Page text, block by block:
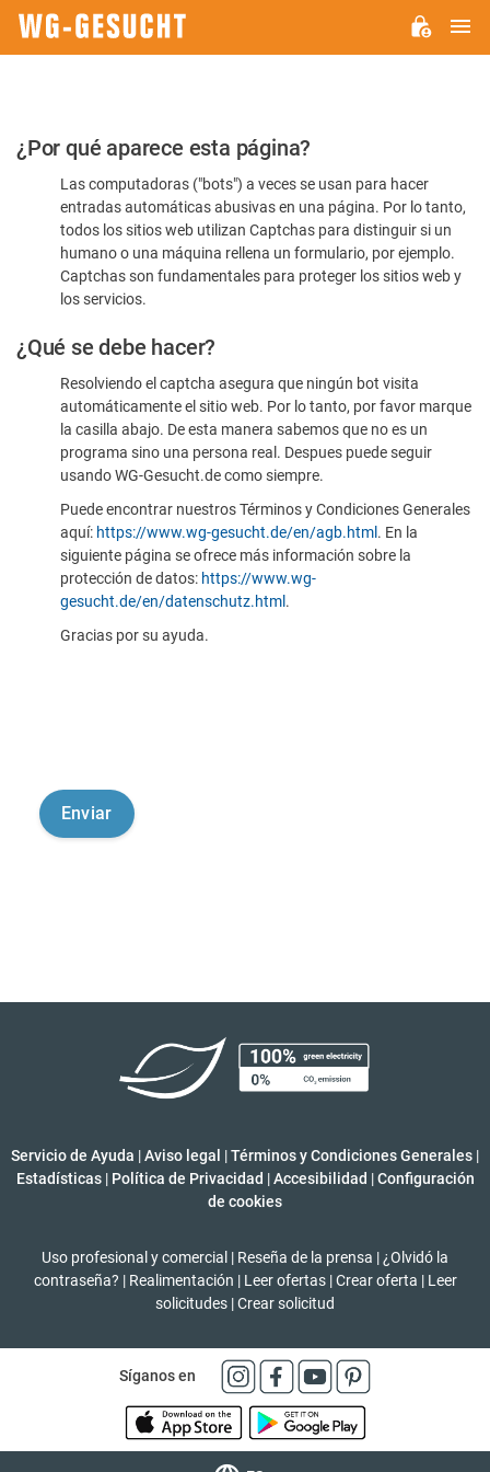
Por
favor,
confirme
humano
¿Por qué aparece esta página?
Las computadoras ("bots") a veces se usan para hacer
entradas automáticas abusivas en una página. Por lo tanto,
todos los sitios web utilizan Captchas para distinguir si un
humano o una máquina rellena un formulario, por ejemplo.
Captchas son fundamentales para proteger los sitios web y
los servicios.
¿Qué se debe hacer?
Resolviendo el captcha asegura que ningún bot visita
automáticamente el sitio web. Por lo tanto, por favor marque
la casilla abajo. De esta manera sabemos que no es un
programa sino una persona real. Despues puede seguir
usando WG-Gesucht.de como siempre.
Puede encontrar nuestros Términos y Condiciones Generales
aquí: https://www.wg-gesucht.de/en/agb.html . En la
siguiente página se ofrece más información sobre la
protección de datos: https://www.wg-
gesucht.de/en/datenschutz.html .
Gracias por su ayuda.
Servicio de Ayuda |Aviso legal |Términos y Condiciones Generales |
Estadísticas | Política de Privacidad | Accesibilidad | Configuración
de cookies
Uso profesional y comercial | Reseña de la prensa | ¿Olvidó la
contraseña? | Realimentación | Leer ofertas | Crear oferta | Leer
solicitudes |Crear solicitud
Síganos en